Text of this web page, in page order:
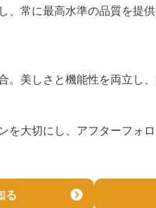
、常に最高水準の品質を提
美しさと機能性を両立し
を大切にし、アフターフォ
る